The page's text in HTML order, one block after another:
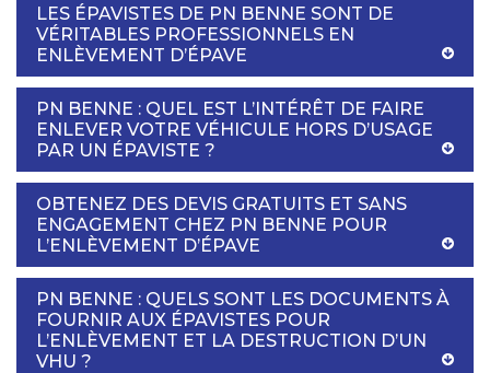
LES ÉPAVISTES DE PN BENNE SONT DE
VÉRITABLES PROFESSIONNELS EN
ENLÈVEMENT D’ÉPAVE
PN BENNE : QUEL EST L’INTÉRÊT DE FAIRE
ENLEVER VOTRE VÉHICULE HORS D’USAGE
PAR UN ÉPAVISTE ?
OBTENEZ DES DEVIS GRATUITS ET SANS
ENGAGEMENT CHEZ PN BENNE POUR
L’ENLÈVEMENT D’ÉPAVE
PN BENNE : QUELS SONT LES DOCUMENTS À
FOURNIR AUX ÉPAVISTES POUR
L’ENLÈVEMENT ET LA DESTRUCTION D’UN
VHU ?